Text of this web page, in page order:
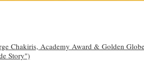
Chakiris, Academy Award & Golden
Story")